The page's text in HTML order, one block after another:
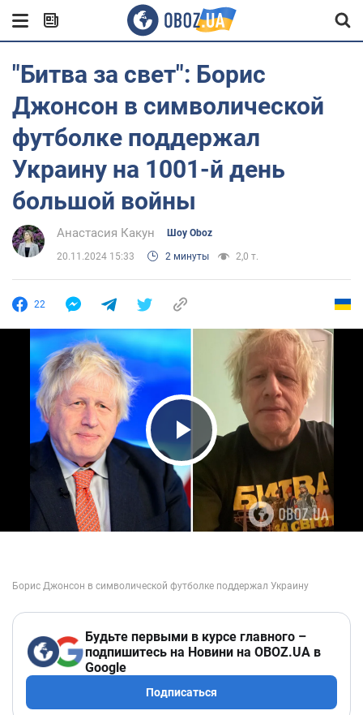
"Битва за свет": Борис
Джонсон в символической
футболке поддержал
Украину на 1001-й день
большой войны
Анастасия Какун Шоу Oboz
20.11.2024 15:33 2 минуты 2,0 т.
22
Play Video
Будьте первыми в курсе главного –
подпишитесь на Новини на OBOZ.UA в
Google
Подписаться